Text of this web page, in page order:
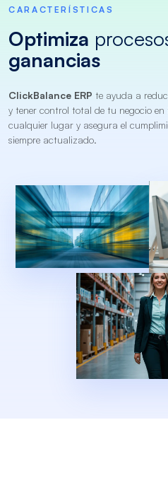
CARACTERÍSTICAS
Optimiza
ganancias
ClickBalance ERP te ayuda a
y tener control total de tu negocio en
cualquier lugar y asegura el
siempre actualizado.